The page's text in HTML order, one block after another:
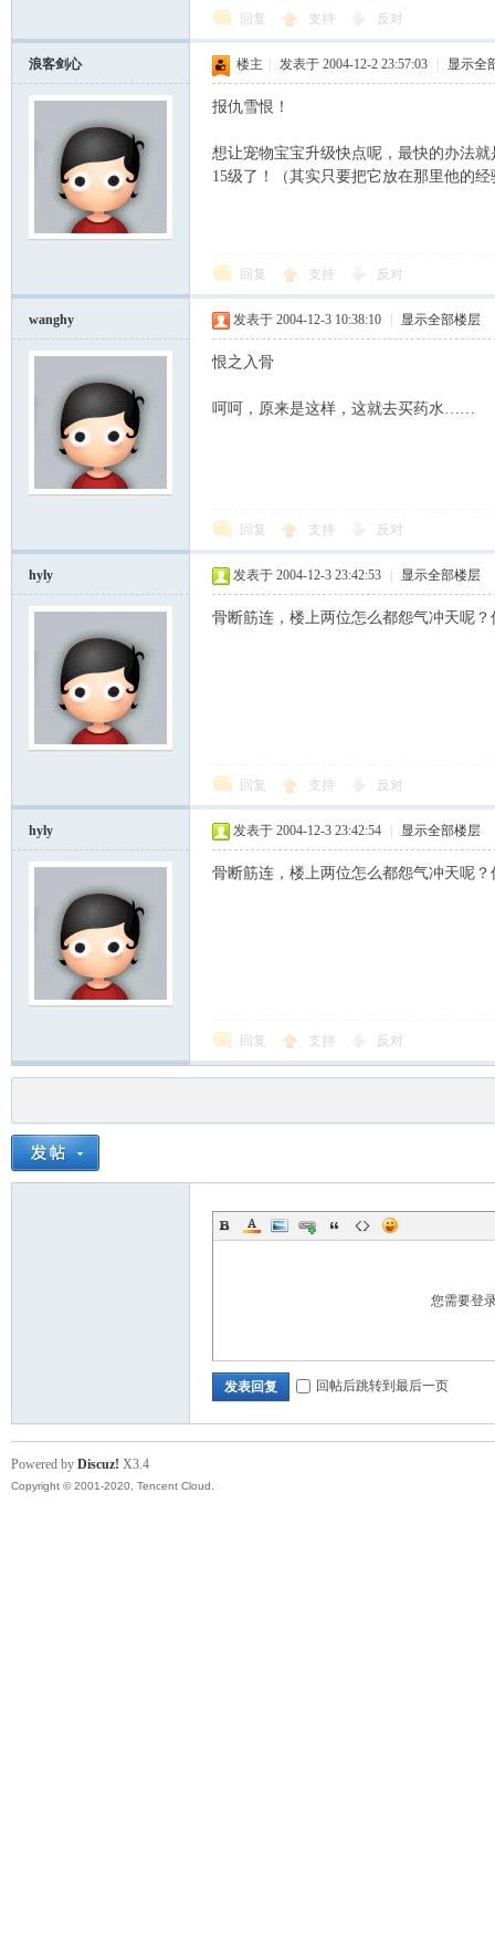
回复 支持 反对
浪客剑心 楼主 发表于 2004-12-2 23:57:03 显示全
报仇雪恨！
想让宠物宝宝升级快点呢，最快的办法
15级了！（其实只要把它放在那里他的
回复 支持 反对
wanghy 发表于 2004-12-3 10:38:10 显示全部楼层
恨之入骨
呵呵，原来是这样，这就去买药水……
回复 支持 反对
hyly 发表于 2004-12-3 23:42:53 显示全部楼层
骨断筋连，楼上两位怎么都怨气冲天呢？
回复 支持 反对
hyly 发表于 2004-12-3 23:42:54 显示全部楼层
骨断筋连，楼上两位怎么都怨气冲天呢？
回复 支持 反对
您需要登
发表回复 回帖后跳转到最后一页
Powered by Discuz! X3.4
Copyright © 2001-2020, Tencent Cloud.